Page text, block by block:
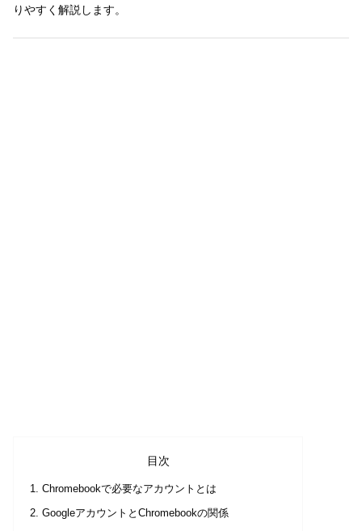
りやすく解説します。
目次
Chromebookで必要なアカウントとは
GoogleアカウントとChromebookの関係